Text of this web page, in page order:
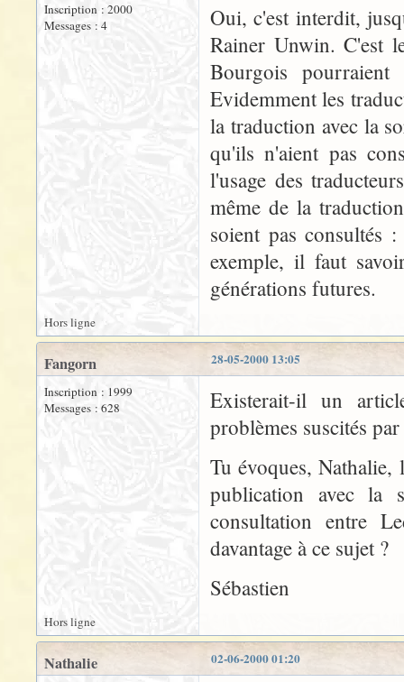
Inscription : 2000
Messages : 4
Oui, c'est interdit,
Rainer Unwin. C'est
Bourgois
Evidemment les
la traduction avec la
qu'ils n'aient pas
l'usage des
même de la
soient pas consultés
exemple, il faut
générations futures.
Hors ligne
28-05-2000 13:05
Fangorn
Inscription : 1999
Messages : 628
Existerait-il un
problèmes suscités
Tu évoques,
publication avec la
consultation entre
davantage à ce sujet ?
Sébastien
Hors ligne
02-06-2000 01:20
Nathalie